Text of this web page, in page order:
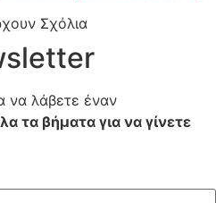
Σχόλια
να λάβετε έναν
τα βήματα για να γίνετε